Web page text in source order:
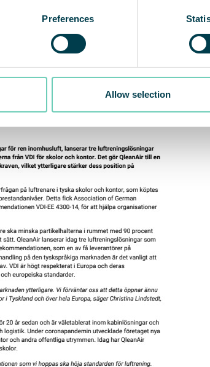
Preferences
Allow selection
på Nasdaq First North Premier Growth
mer information på hemsidan